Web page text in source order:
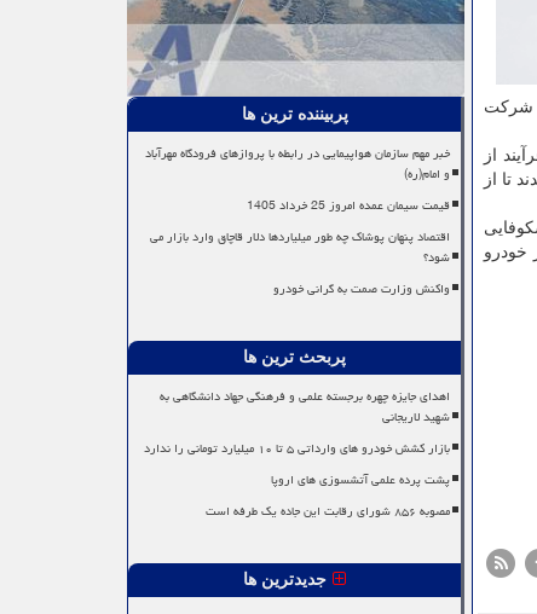
شرکت
از
تا از
خودرو
پربیننده ترین ها
خبر مهم سازمان هواپیمایی در رابطه با پروازهای فرودگاه مهرآباد
و امام(ره)
قیمت سیمان عمده امروز 25 خرداد 1405
اقتصاد پنهان پوشاک چه طور میلیاردها دلار قاچاق وارد بازار می
شود؟
واکنش وزارت صمت به گرانی خودرو
پربحث ترین ها
اهدای جایزه چهره برجسته علمی و فرهنگی جهاد دانشگاهی به
شهید لاریجانی
بازار کشش خودرو های وارداتی ۵ تا ۱۰ میلیارد تومانی را ندارد
پشت پرده علمی آتشسوزی های اروپا
مصوبه ۸۵۶ شورای رقابت این جاده یک طرفه است
جدیدترین ها